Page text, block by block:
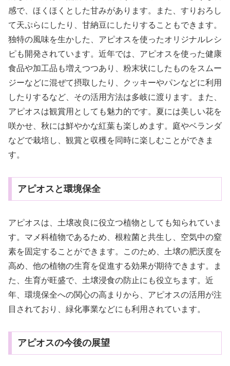
感で、ほくほくとした甘みがあります。また、すりおろし
て天ぷらにしたり、甘納豆にしたりすることもできます。
独特の風味を生かした、アピオスを使ったオリジナルレシ
ピも開発されています。近年では、アピオスを使った健康
食品や加工品も増えつつあり、粉末状にしたものをスムー
ジーなどに混ぜて摂取したり、クッキーやパンなどに利用
したりするなど、その活用方法は多岐に渡ります。また、
アピオスは観賞用としても魅力的です。夏には美しい花を
咲かせ、秋には鮮やかな紅葉も楽しめます。庭やベランダ
などで栽培し、観賞と収穫を同時に楽しむことができま
す。
アピオスと環境保全
アピオスは、土壌改良に役立つ植物としても知られていま
す。マメ科植物であるため、根粒菌と共生し、空気中の窒
素を固定することができます。このため、土壌の肥沃度を
高め、他の植物の生育を促進する効果が期待できます。ま
た、生育が旺盛で、土壌浸食の防止にも役立ちます。近
年、環境保全への関心の高まりから、アピオスの活用が注
目されており、緑化事業などにも利用されています。
アピオスの今後の展望